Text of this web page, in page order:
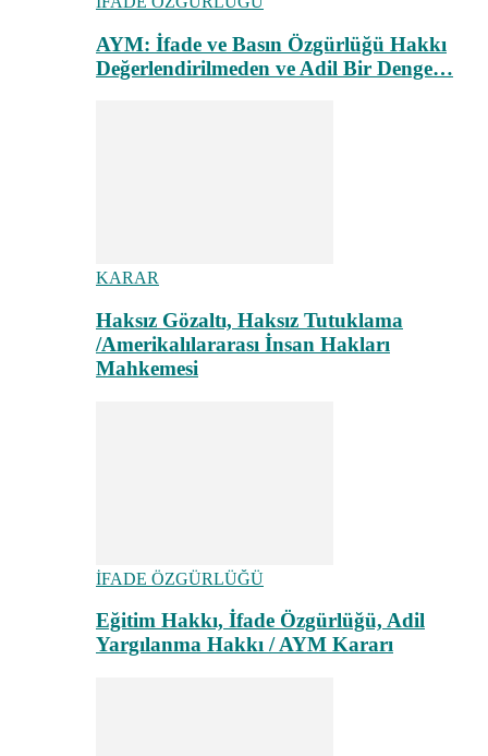
AYM: İfade ve Basın Özgürlüğü Hakkı
Değerlendirilmeden ve Adil Bir Denge…
KARAR
Haksız Gözaltı, Haksız Tutuklama
/Amerikalılararası İnsan Hakları
Mahkemesi
İFADE ÖZGÜRLÜĞÜ
Eğitim Hakkı, İfade Özgürlüğü, Adil
Yargılanma Hakkı / AYM Kararı